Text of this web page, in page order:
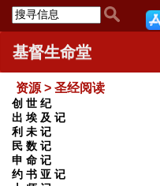
基督生命堂
资源 > 圣经阅读
创 世 纪
出 埃 及 记
利 未 记
民 数 记
申 命 记
约 书 亚 记